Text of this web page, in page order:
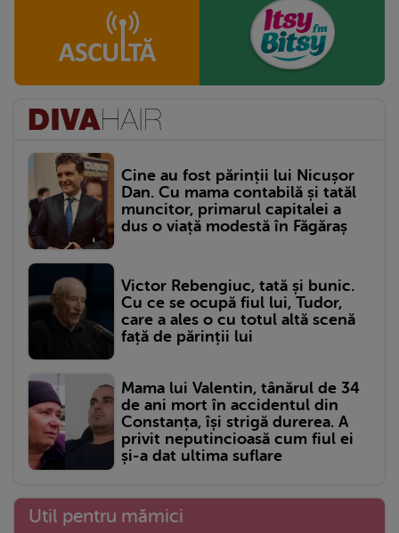
Cine au fost părinții lui Nicușor
Dan. Cu mama contabilă și tatăl
muncitor, primarul capitalei a
dus o viață modestă în Făgăraș
Victor Rebengiuc, tată și bunic.
Cu ce se ocupă fiul lui, Tudor,
care a ales o cu totul altă scenă
față de părinții lui
Mama lui Valentin, tânărul de 34
de ani mort în accidentul din
Constanța, își strigă durerea. A
privit neputincioasă cum fiul ei
și-a dat ultima suflare
Util pentru mămici